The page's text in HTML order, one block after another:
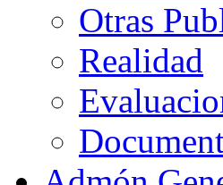
Otras
Realidad